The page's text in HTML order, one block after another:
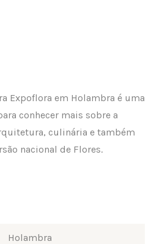
Expoflora em Holambra é uma
conhecer mais sobre a
culinária e também
nacional de Flores.
Holambra